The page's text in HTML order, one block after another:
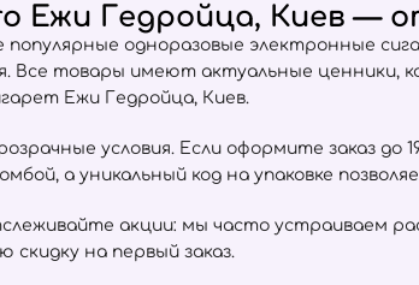
Ежи Гедройца, Киев —
одноразовые электронные
Все товары имеют актуальные
Ежи Гедройца, Киев.
условия. Если оформите заказ до
а уникальный код на упаковке
акции: мы часто устраиваем
скидку на первый заказ.